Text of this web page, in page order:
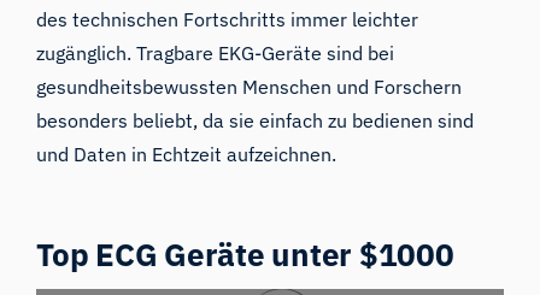
des technischen Fortschritts immer leichter
zugänglich. Tragbare EKG-Geräte sind bei
gesundheitsbewussten Menschen und Forschern
besonders beliebt, da sie einfach zu bedienen sind
und Daten in Echtzeit aufzeichnen.
Top ECG Geräte unter $1000